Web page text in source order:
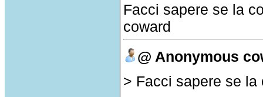
Facci sapere se la
coward
@ Anonymous
> Facci sapere se